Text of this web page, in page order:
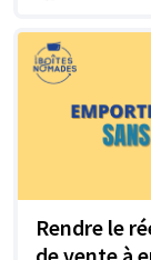
Rendre le